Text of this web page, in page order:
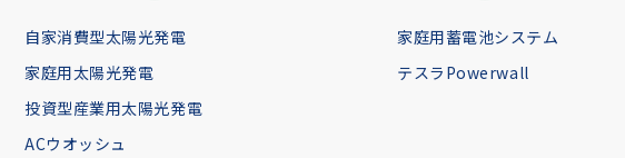
自家消費型太陽光発電
家庭用太陽光発電
投資型産業用太陽光発電
ACウオッシュ
家庭用蓄電池システム
テスラPowerwall